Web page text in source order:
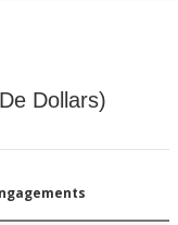
Dollars)